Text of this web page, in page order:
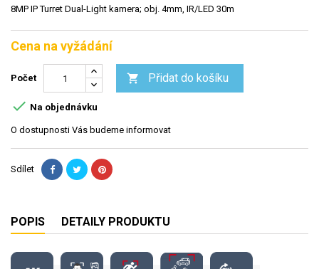
8MP IP Turret Dual-Light kamera; obj. 4mm, IR/LED 30m
Cena na vyžádání
Počet  Přidat do košíku
 Na objednávku
O dostupnosti Vás budeme informovat
Sdílet
POPIS DETAILY PRODUKTU